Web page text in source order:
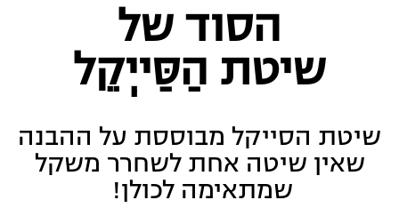
הסוד של
שיטת הַסַּייְקֵל
שיטת הסייקל מבוססת על ההבנה
שאין שיטה אחת לשחרר משקל
שמתאימה לכולן!